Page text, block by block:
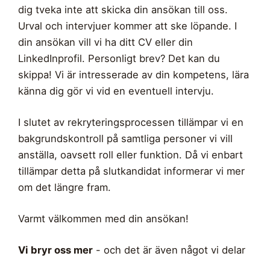
dig tveka inte att skicka din ansökan till oss.
Urval och intervjuer kommer att ske löpande. I
din ansökan vill vi ha ditt CV eller din
LinkedInprofil. Personligt brev? Det kan du
skippa! Vi är intresserade av din kompetens, lära
känna dig gör vi vid en eventuell intervju.
I slutet av rekryteringsprocessen tillämpar vi en
bakgrundskontroll på samtliga personer vi vill
anställa, oavsett roll eller funktion. Då vi enbart
tillämpar detta på slutkandidat informerar vi mer
om det längre fram.
Varmt välkommen med din ansökan!
Vi bryr oss mer - och det är även något vi delar